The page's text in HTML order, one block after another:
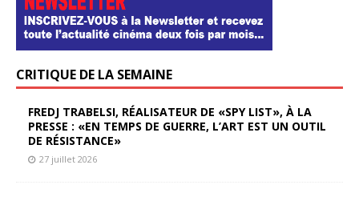
CRITIQUE DE LA SEMAINE
FREDJ TRABELSI, RÉALISATEUR DE «SPY LIST», À LA
PRESSE : «EN TEMPS DE GUERRE, L’ART EST UN OUTIL
DE RÉSISTANCE»
27 juillet 2026